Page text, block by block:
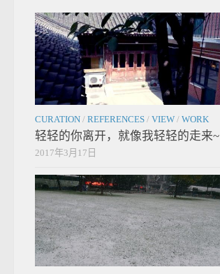
CURATION / REFERENCES / VIEW / WORK
轻轻的你离开，就像我轻轻的走来~
2017年3月17日